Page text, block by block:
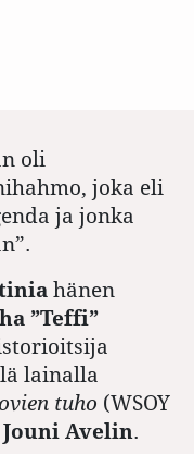
oli
joka eli
ja jonka
hänen
”Teffi”
lainalla
tuho (WSOY
Jouni Avelin.